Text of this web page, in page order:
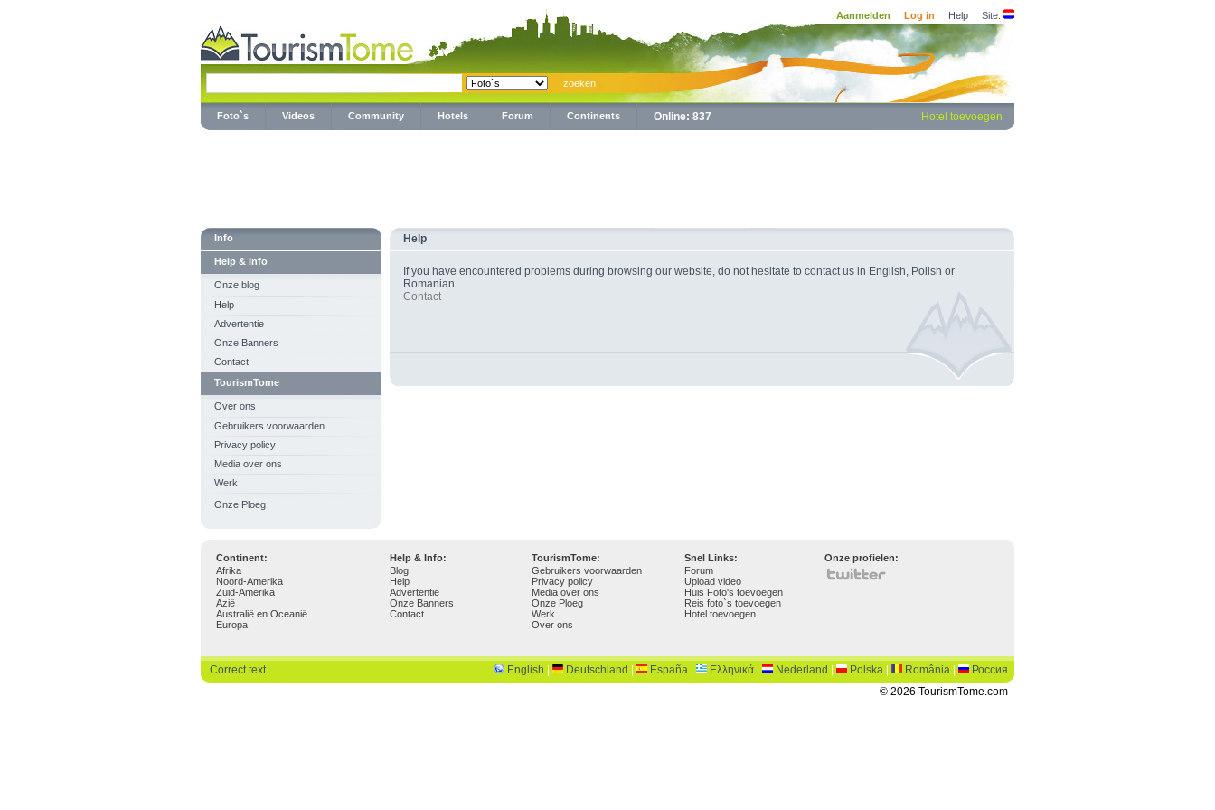
Aanmelden Log in Help Site:
Foto`s Videos Community Hotels Forum Continents Online: 837 Hotel toevoegen
Info
Help & Info
Onze blog
Help
Advertentie
Onze Banners
Contact
TourismTome
Over ons
Gebruikers voorwaarden
Privacy policy
Media over ons
Werk
Onze Ploeg
Help
If you have encountered problems during browsing our website, do not hesitate to contact us in English, Polish or
Romanian
Contact
Continent: Help & Info: TourismTome: Snel Links:
Onze profielen:
Afrika
Noord-Amerika
Zuid-Amerika
Azië
Australië en Oceanië
Europa
Blog
Help
Advertentie
Onze Banners
Contact
Gebruikers voorwaarden
Privacy policy
Media over ons
Onze Ploeg
Werk
Over ons
Forum
Upload video
Huis Foto's toevoegen
Reis foto`s toevoegen
Hotel toevoegen
Correct text English Deutschland España Ελληνικά Nederland Polska România
Россия
© 2026 TourismTome.com